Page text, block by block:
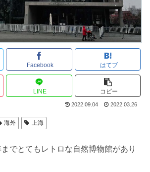
Facebook はてブ
LINE コピー
2022.09.04 2022.03.26
海外 上海
までとてもレトロな自然博物館があり